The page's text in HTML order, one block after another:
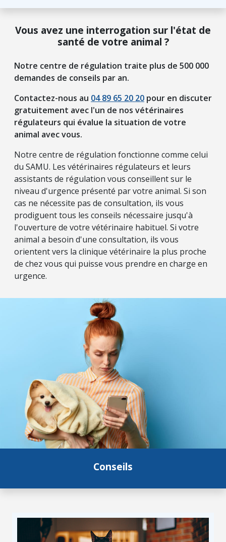
Vous avez une interrogation sur l'état de
santé de votre animal ?
Notre centre de régulation traite plus de 500 000
demandes de conseils par an.
Contactez-nous au 04 89 65 20 20 pour en discuter
gratuitement avec l'un de nos vétérinaires
régulateurs qui évalue la situation de votre
animal avec vous.
Notre centre de régulation fonctionne comme celui
du SAMU. Les vétérinaires régulateurs et leurs
assistants de régulation vous conseillent sur le
niveau d'urgence présenté par votre animal. Si son
cas ne nécessite pas de consultation, ils vous
prodiguent tous les conseils nécessaire jusqu'à
l'ouverture de votre vétérinaire habituel. Si votre
animal a besoin d'une consultation, ils vous
orientent vers la clinique vétérinaire la plus proche
de chez vous qui puisse vous prendre en charge en
urgence.
Conseils